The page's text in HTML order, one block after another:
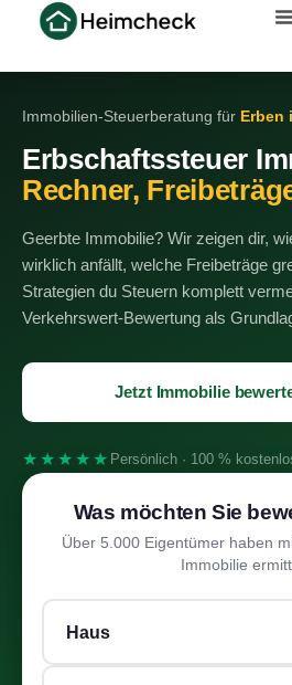
Immobilien-Steuerberatung für Erben
Erbschaftssteuer
Rechner,
Geerbte Immobilie? Wir zeigen dir,
wirklich anfällt, welche Freibeträge
Strategien du Steuern komplett
Verkehrswert-Bewertung als
Jetzt Immobilie
★★★★★ Persönlich · 100 %
Was möchten Sie
Über 5.000 Eigentümer haben
Immobilie
Haus